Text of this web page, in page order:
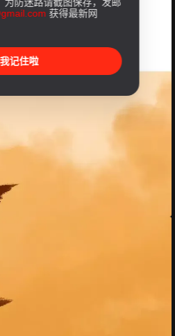
获得最新网
我记住啦